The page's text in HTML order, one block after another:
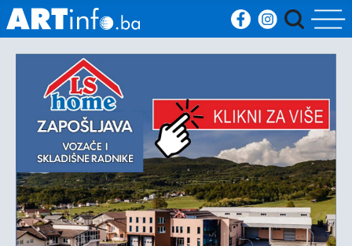
Početna
Vijesti
Sport
Kultura
Crna